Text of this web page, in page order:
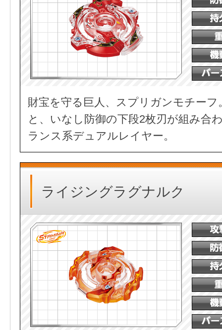
財宝を守る巨人、スプリガンモチーフ
と、いなし防御の下段2枚刃が組み合
ランス系デュアルレイヤー。
ライジングラグナルク